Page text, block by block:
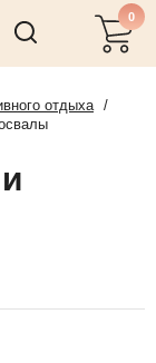
0
отдыха /